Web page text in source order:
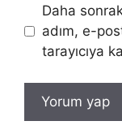
Daha
adım, e-
tarayıcıya